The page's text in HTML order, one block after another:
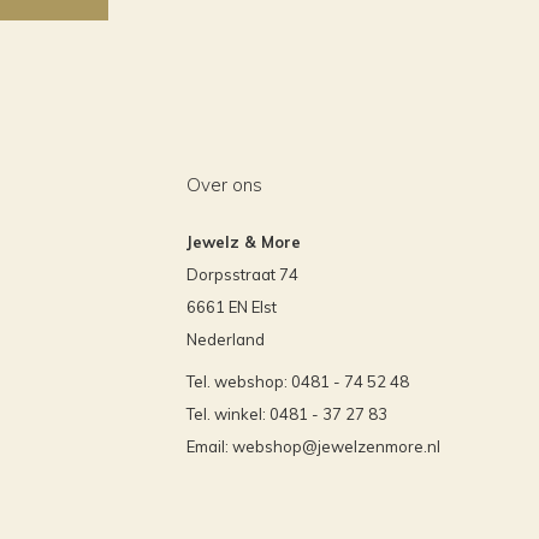
Over ons
Jewelz & More
Dorpsstraat 74
6661 EN Elst
Nederland
Tel. webshop: 0481 - 74 52 48
Tel. winkel: 0481 - 37 27 83
Email: webshop@jewelzenmore.nl